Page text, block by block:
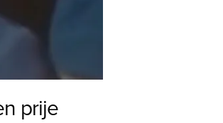
prije